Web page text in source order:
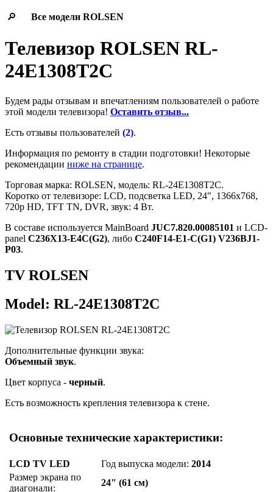
🔎 Все модели ROLSEN
Телевизор ROLSEN RL-
24E1308T2C
Будем рады отзывам и впечатлениям пользователей о работе
этой модели телевизора! Оставить отзыв...
Есть отзывы пользователей (2).
Информация по ремонту в стадии подготовки! Некоторые
рекомендации ниже на странице.
Торговая марка: ROLSEN, модель: RL-24E1308T2C.
Коротко от телевизоре: LCD, подсветка LED, 24", 1366x768,
720p HD, TFT TN, DVR, звук: 4 Вт.
В составе используется MainBoard JUC7.820.00085101 и LCD-
panel C236X13-E4C(G2), либо C240F14-E1-C(G1) V236BJ1-
P03.
TV ROLSEN
Model: RL-24E1308T2C
Дополнительные функции звука:
Объемный звук.
Цвет корпуса - черный.
Есть возможность крепления телевизора к стене.
Основные технические характеристики:
LCD TV LED Год выпуска модели:2014
Размер экрана по
диагонали:
24" (61 см)